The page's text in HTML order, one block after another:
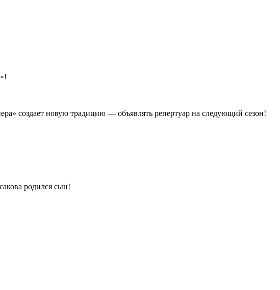
создает новую традицию — объявлять репертуар на следующий сезон!
родился сын!